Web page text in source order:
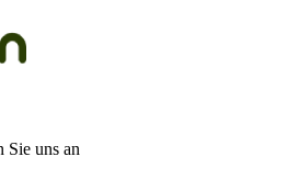
Sie uns an